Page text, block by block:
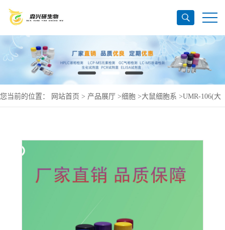
您当前的位置： 网站首页 > 产品展厅 >细胞 >大鼠细胞系 >UMR-106(大